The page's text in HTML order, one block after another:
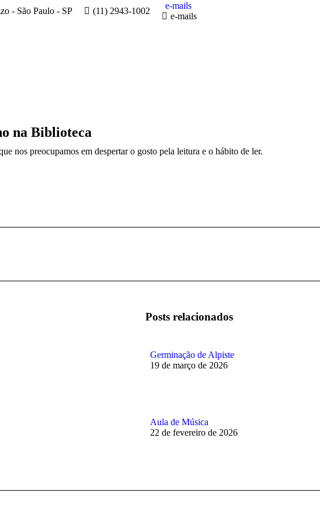
- São Paulo - SP (11) 2943-1002
e-mails
e-mails
na Biblioteca
nos preocupamos em despertar o gosto pela leitura e o hábito de ler.
Posts relacionados
Germinação de Alpiste
19 de março de 2026
Aula de Música
22 de fevereiro de 2026